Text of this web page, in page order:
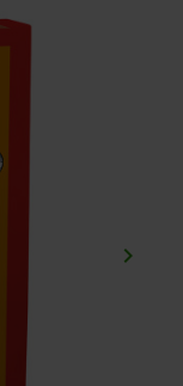
keyboard_arrow_right